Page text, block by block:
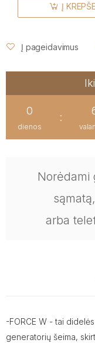
Į
Į pageidavimus
0
dienos
:
Norėdami
arba
-FORCE W - tai
generatorių šeima,